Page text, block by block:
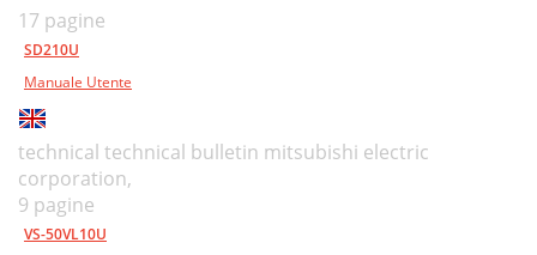
17 pagine
SD210U
Manuale Utente
technical technical bulletin mitsubishi electric
corporation,
9 pagine
VS-50VL10U